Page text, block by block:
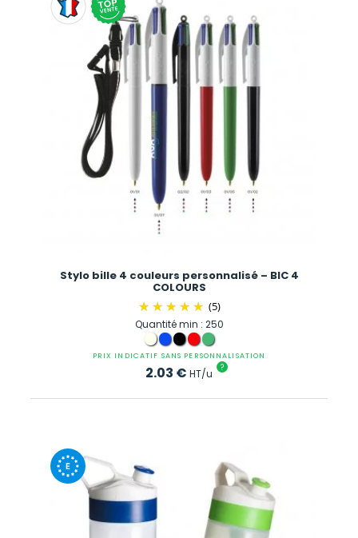
Stylo bille 4 couleurs personnalisé – BIC 4
COLOURS
(5)
Quantité min : 250
PRIX INDICATIF SANS PERSONNALISATION
2.03 € HT/u ?